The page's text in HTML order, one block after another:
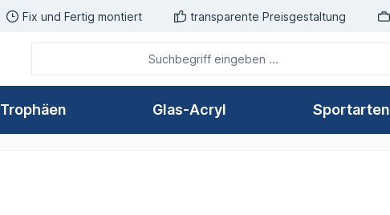
Fix und Fertig montiert transparente Preisgestaltung
Trophäen Glas-Acryl Sportarten